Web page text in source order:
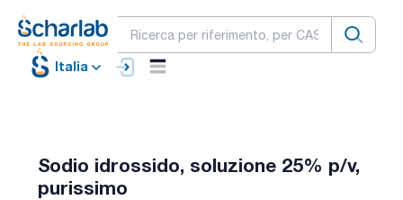
Italia
Sodio idrossido, soluzione 25% p/v,
purissimo